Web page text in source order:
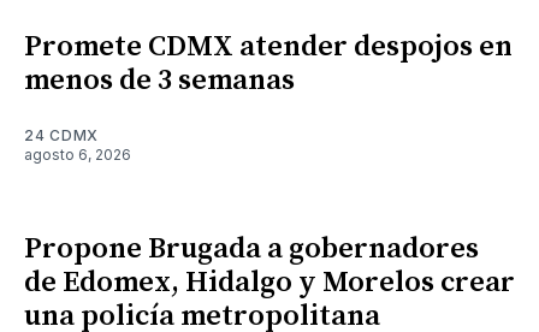
Promete CDMX atender despojos en
menos de 3 semanas
24 CDMX
agosto 6, 2026
Propone Brugada a gobernadores
de Edomex, Hidalgo y Morelos crear
una policía metropolitana